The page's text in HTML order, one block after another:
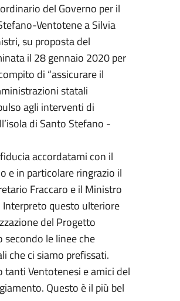
del Governo per il
Ventotene a Silvia
su proposta del
il 28 gennaio 2020 per
di “assicurare il
statali
agli interventi di
di Santo Stefano -
accordatami con il
e in particolare ringrazio il
Fraccaro e il Ministro
questo ulteriore
del Progetto
secondo le linee che
che ci siamo prefissati.
Ventotenesi e amici del
Questo è il più bel